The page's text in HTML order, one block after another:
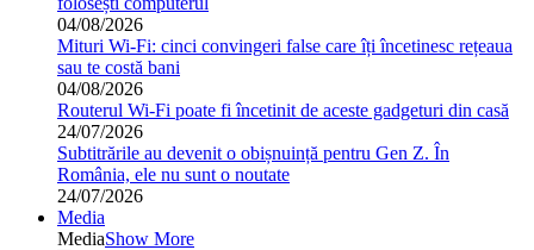
04/08/2026
Mituri Wi-Fi: cinci convingeri false care îți încetinesc rețeaua
sau te costă bani
04/08/2026
Routerul Wi-Fi poate fi încetinit de aceste gadgeturi din casă
24/07/2026
Subtitrările au devenit o obișnuință pentru Gen Z. În
România, ele nu sunt o noutate
24/07/2026
Media
MediaShow More